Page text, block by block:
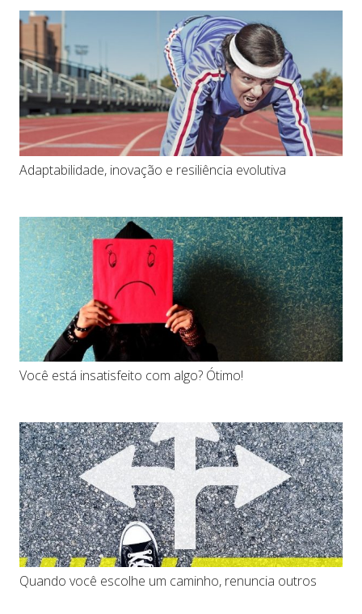
Adaptabilidade, inovação e resiliência evolutiva
Você está insatisfeito com algo? Ótimo!
Quando você escolhe um caminho, renuncia outros